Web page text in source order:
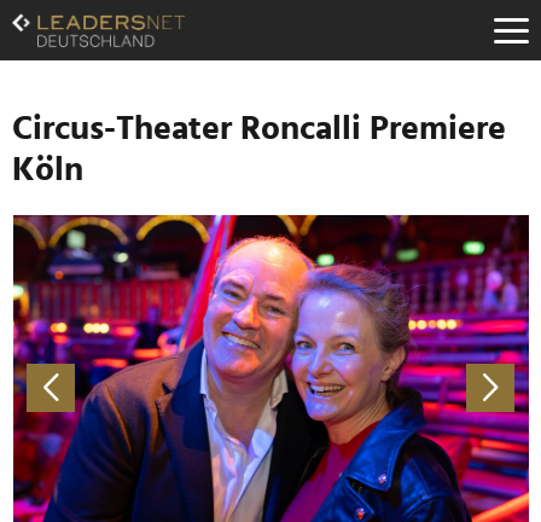
Zum
Inhalt
Zur
Navigation
Zur
Hauptnavigation
Circus-Theater Roncalli Premiere
Köln